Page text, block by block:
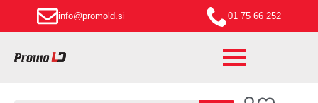
info@promold.si 01 75 66 252